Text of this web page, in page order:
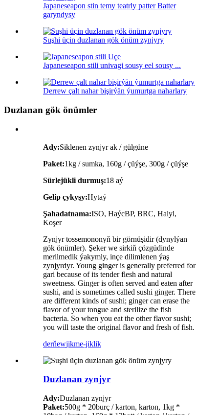
Japaneseapon stin temy teatrly patter Batter
garyndysy
Suşhi üçin duzlanan gök önüm zynjyry
Japaneseapon stili univagi sousy eel sousy ...
Derrew çalt nahar bişirýän ýumurtga naharlary
Duzlanan gök önümler
Ady:Siklenen zynjyr ak / gülgüne
Paket:1kg / sumka, 160g / çüýşe, 300g / çüýşe
Sürlejükli durmuş:18 aý
Gelip çykyşy:Hytaý
Şahadatnama:ISO, HaýcBP, BRC, Halyl,
Koşer
Zynjyr tossemononyň bir görnüşidir (dynylýan
gök önümler). Şeker we sirkiň çözgüdinde
merilmedik ýakymly, inçe dilimlenen ýaş
zynjyrdyr. Young ginger is generally preferred for
gari because of its tender flesh and natural
sweetness. Ginger is often served and eaten after
sushi, and is sometimes called sushi ginger. There
are different kinds of sushi; ginger can erase the
flavor of your tongue and sterilize the fish
bacteria. So when you eat the other flavor sushi;
you will taste the original flavor and fresh of fish.
derňewjikme-jiklik
Duzlanan zynjyr
Ady:Duzlanan zynjyr
Paket:500g * 20burç / karton, karton, 1kg *